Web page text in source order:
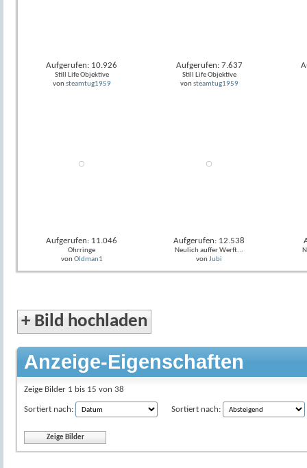
Aufgerufen: 10.926
Still Life Objektive
von steamtug1959
Aufgerufen: 7.637
Still Life Objektive
von steamtug1959
Aufgerufen: 11.046
Ohrringe
von Oldman1
Aufgerufen: 12.538
Neulich auffer Werft...
von Jubi
+ Bild hochladen
Anzeige-Eigenschaften
Zeige Bilder 1 bis 15 von 38
Sortiert nach: Sortiert nach: